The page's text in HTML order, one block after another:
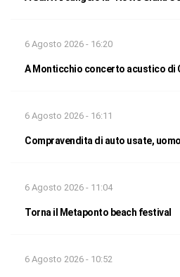
6 Agosto 2026 - 16:20
A Monticchio concerto acustico di
6 Agosto 2026 - 16:11
Compravendita di auto usate,
6 Agosto 2026 - 11:04
Torna il Metaponto beach festival
6 Agosto 2026 - 10:52